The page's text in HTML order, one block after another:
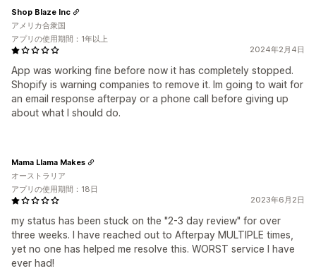
2024年2月4日
App was working fine before now it has completely stopped.
Shopify is warning companies to remove it. Im going to wait for
an email response afterpay or a phone call before giving up
about what I should do.
Shop Blaze Inc
アメリカ合衆国
アプリの使用期間：1年以上
2023年6月2日
my status has been stuck on the "2-3 day review" for over
three weeks. I have reached out to Afterpay MULTIPLE times,
yet no one has helped me resolve this. WORST service I have
ever had!
Mama Llama Makes
オーストラリア
アプリの使用期間：18日